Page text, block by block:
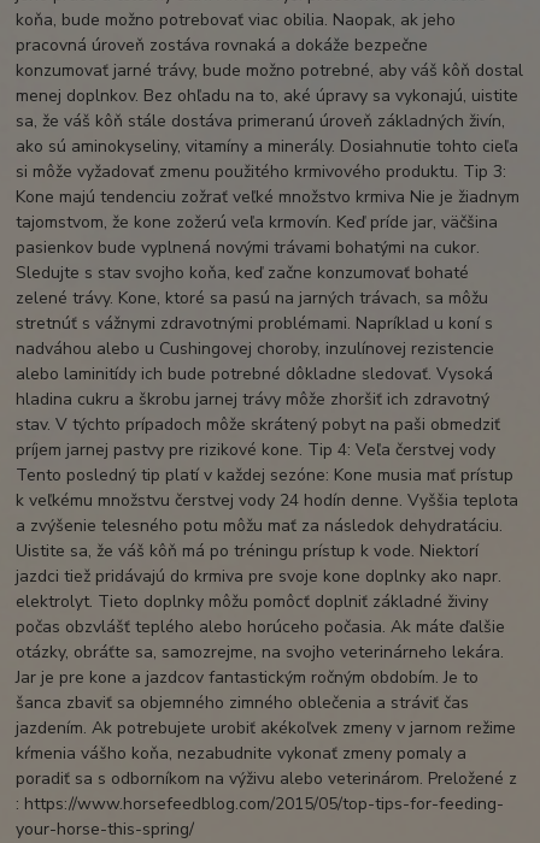
koňa, bude možno potrebovať viac obilia. Naopak, ak jeho
pracovná úroveň zostáva rovnaká a dokáže bezpečne
konzumovať jarné trávy, bude možno potrebné, aby váš kôň dostal
menej doplnkov. Bez ohľadu na to, aké úpravy sa vykonajú, uistite
sa, že váš kôň stále dostáva primeranú úroveň základných živín,
ako sú aminokyseliny, vitamíny a minerály. Dosiahnutie tohto cieľa
si môže vyžadovať zmenu použitého krmivového produktu. Tip 3:
Kone majú tendenciu zožrať veľké množstvo krmiva Nie je žiadnym
tajomstvom, že kone zožerú veľa krmovín. Keď príde jar, väčšina
pasienkov bude vyplnená novými trávami bohatými na cukor.
Sledujte s stav svojho koňa, keď začne konzumovať bohaté
zelené trávy. Kone, ktoré sa pasú na jarných trávach, sa môžu
stretnúť s vážnymi zdravotnými problémami. Napríklad u koní s
nadváhou alebo u Cushingovej choroby, inzulínovej rezistencie
alebo laminitídy ich bude potrebné dôkladne sledovať. Vysoká
hladina cukru a škrobu jarnej trávy môže zhoršiť ich zdravotný
stav. V týchto prípadoch môže skrátený pobyt na paši obmedziť
príjem jarnej pastvy pre rizikové kone. Tip 4: Veľa čerstvej vody
Tento posledný tip platí v každej sezóne: Kone musia mať prístup
k veľkému množstvu čerstvej vody 24 hodín denne. Vyššia teplota
a zvýšenie telesného potu môžu mať za následok dehydratáciu.
Uistite sa, že váš kôň má po tréningu prístup k vode. Niektorí
jazdci tiež pridávajú do krmiva pre svoje kone doplnky ako napr.
elektrolyt. Tieto doplnky môžu pomôcť doplniť základné živiny
počas obzvlášť teplého alebo horúceho počasia. Ak máte ďalšie
otázky, obráťte sa, samozrejme, na svojho veterinárneho lekára.
Jar je pre kone a jazdcov fantastickým ročným obdobím. Je to
šanca zbaviť sa objemného zimného oblečenia a stráviť čas
jazdením. Ak potrebujete urobiť akékoľvek zmeny v jarnom režime
kŕmenia vášho koňa, nezabudnite vykonať zmeny pomaly a
poradiť sa s odborníkom na výživu alebo veterinárom. Preložené z
: https://www.horsefeedblog.com/2015/05/top-tips-for-feeding-
your-horse-this-spring/